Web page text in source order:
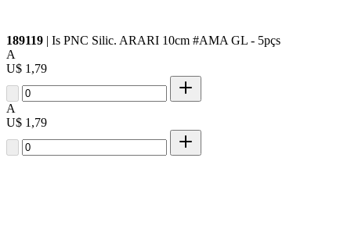
189119 | Is PNC Silic. ARARI 10cm #AMA GL - 5pçs
A
U$ 1,79
A
U$ 1,79